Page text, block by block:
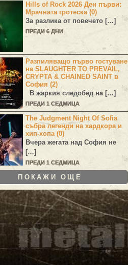
Hills of Rock 2026 Ден първи:
Мрачната гротеска (0)
За разлика от повечето […]
ПРЕДИ 6 ДНИ
Разпиляващо първо гостуване
на SLAUGHTER TO PREVAIL,
CRYPTA & CHAINED SAINT в
София (2)
В жаркия следобед на […]
ПРЕДИ 1 СЕДМИЦА
The Judgment Night Of Sofia
събра легенди на хардкора и
хип-хопа (0)
Вчера жегата над София не
[…]
ПРЕДИ 1 СЕДМИЦА
ПОКАЖИ ОЩЕ